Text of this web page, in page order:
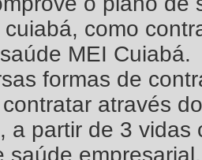
como
MEI Cuiabá.
formas de
através
a partir de 3